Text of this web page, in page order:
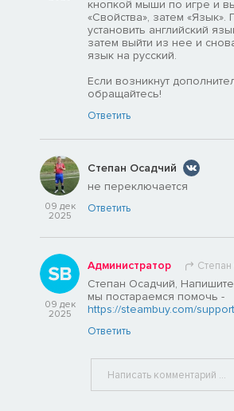
кнопкой мыши по игре и
«Свойства», затем «Язык».
установить английский
затем выйти из нее и
язык на русский.
Если возникнут
обращайтесь!
Ответить
09 дек
2025
Степан Осадчий
не переключается
Ответить
09 дек
2025
Администратор
Степан Осадчий,
мы постараемся помочь -
https://steambuy.com/
Ответить